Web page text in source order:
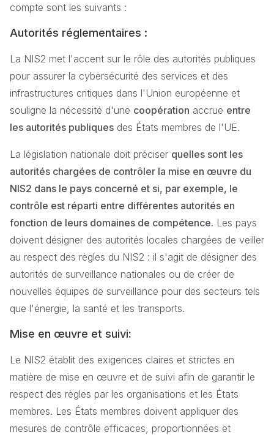
compte sont les suivants :
Autorités réglementaires :
La NIS2 met l'accent sur le rôle des autorités publiques
pour assurer la cybersécurité des services et des
infrastructures critiques dans l'Union européenne et
souligne la nécessité d'une coopération accrue entre
les autorités publiques des États membres de l'UE.
La législation nationale doit préciser quelles sont les
autorités chargées de contrôler la mise en œuvre du
NIS2 dans le pays concerné et si, par exemple, le
contrôle est réparti entre différentes autorités en
fonction de leurs domaines de compétence. Les pays
doivent désigner des autorités locales chargées de veiller
au respect des règles du NIS2 : il s'agit de désigner des
autorités de surveillance nationales ou de créer de
nouvelles équipes de surveillance pour des secteurs tels
que l'énergie, la santé et les transports.
Mise en œuvre et suivi:
Le NIS2 établit des exigences claires et strictes en
matière de mise en œuvre et de suivi afin de garantir le
respect des règles par les organisations et les États
membres. Les États membres doivent appliquer des
mesures de contrôle efficaces, proportionnées et